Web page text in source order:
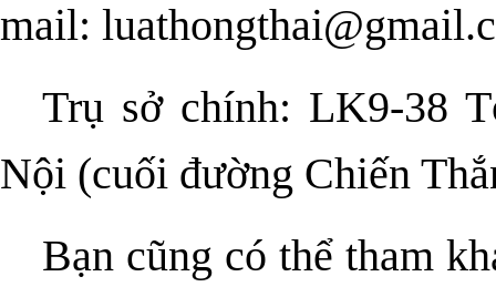
mail:
Trụ sở chính: LK9-38
Nội (cuối đường Chiến
Bạn cũng có thể tham